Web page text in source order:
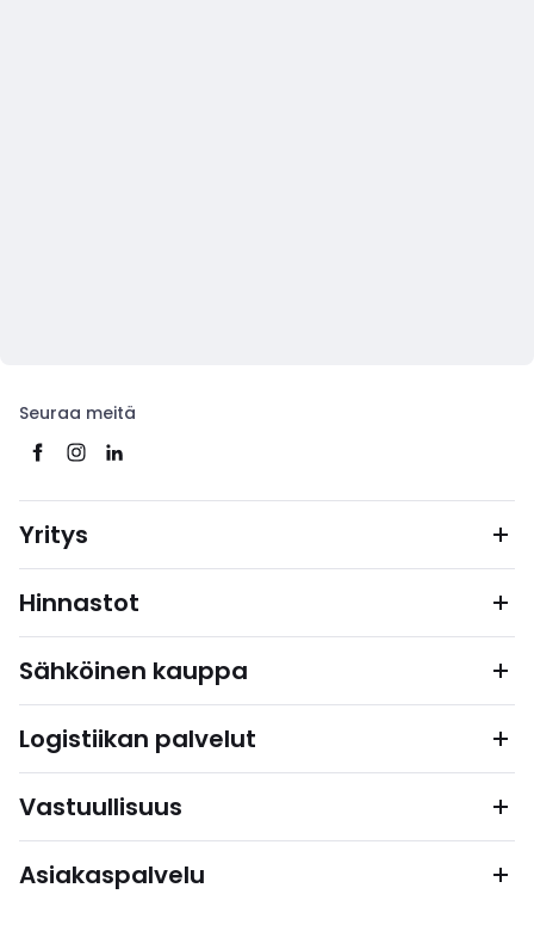
Seuraa meitä
Yritys
Hinnastot
Sähköinen kauppa
Logistiikan palvelut
Vastuullisuus
Asiakaspalvelu